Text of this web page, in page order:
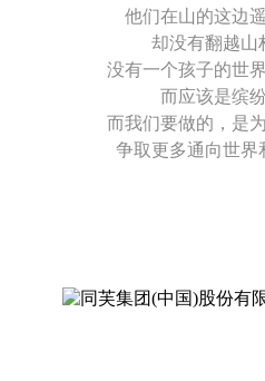
他们在山的这边
却没有翻越山
没有一个孩子的世
而应该是缤
而我们要做的，是
争取更多通向世界